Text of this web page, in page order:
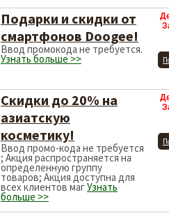
Подарки и скидки от
смартфонов Doogee!
Ввод промокода не требуется.
Узнать больше >>
Скидки до 20% на
азиатскую
косметику!
Ввод промо-кода не требуется
; Акция распространяется на
определенную группу
товаров; Акция доступна для
всех клиентов магУзнать
больше >>